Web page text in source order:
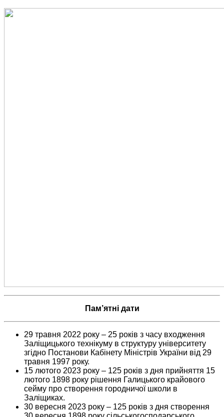
Пам’ятні дати
29 травня 2022 року – 25 років з часу входження
Заліщицького технікуму в структуру університету
згідно Постанови Кабінету Міністрів України від 29
травня 1997 року.
15 лютого 2023 року – 125 років з дня прийняття 15
лютого 1898 року рішення Галицького крайового
сейму про створення городничої школи в
Заліщиках.
30 вересня 2023 року – 125 років з дня створення